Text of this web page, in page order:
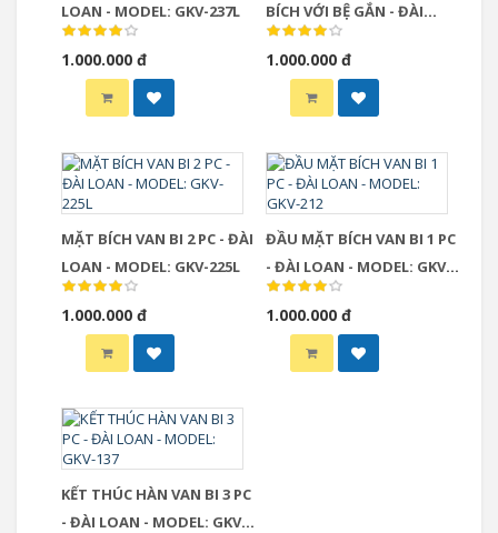
LOAN - MODEL: GKV-237L
1.000.000 đ
BÍCH VỚI BỆ GẮN - ĐÀI
LOAN - MODEL: GKV-225
1.000.000 đ
MẶT BÍCH VAN BI 2 PC - ĐÀI
LOAN - MODEL: GKV-225L
1.000.000 đ
ĐẦU MẶT BÍCH VAN BI 1 PC
- ĐÀI LOAN - MODEL: GKV-
212
1.000.000 đ
KẾT THÚC HÀN VAN BI 3 PC
- ĐÀI LOAN - MODEL: GKV-